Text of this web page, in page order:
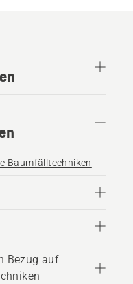
Baumfälltechniken
Bezug auf